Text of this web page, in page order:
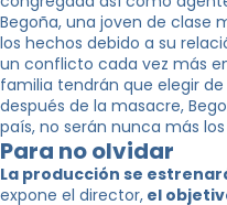
Begoña, una joven de clase
los hechos debido a su
un conflicto cada vez más
familia tendrán que elegir
después de la masacre,
país, no serán nunca más
Para no olvidar
La producción se
expone el director, el